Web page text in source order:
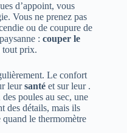
d’appoint, vous
Vous ne prenez pas
ou de coupure de
: couper le
tout prix.
Le confort
leursanté et sur leur .
poules au sec, une
des détails, mais ils
le thermomètre